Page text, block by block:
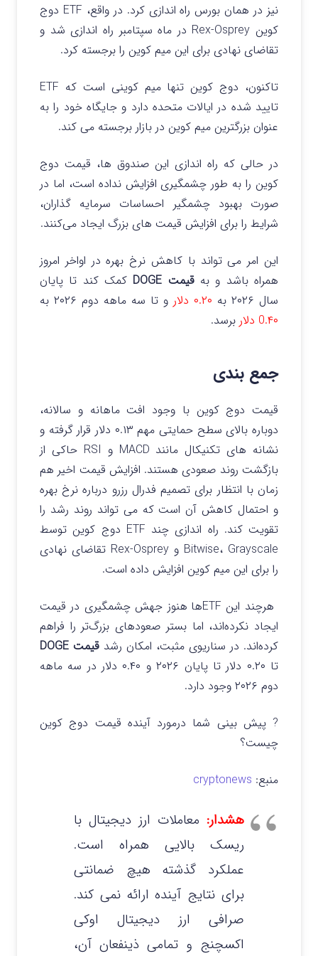
نیز در همان بورس راه‌ اندازی کرد.
در واقع، ETF دوج
کوین Rex-Osprey در ماه سپتامبر راه‌ اندازی شد و
تقاضای نهادی برای این میم کوین را برجسته کرد.
تاکنون، دوج کوین تنها میم کوینی است که ETF
تایید شده در ایالات متحده دارد و جایگاه خود را به
عنوان بزرگترین میم کوین در بازار برجسته می کند.
در حالی که راه‌ اندازی این صندوق‌ ها، قیمت دوج
کوین را به طور چشمگیری افزایش نداده است، اما در
صورت بهبود چشمگیر احساسات سرمایه گذاران،
شرایط را برای افزایش‌ قیمت های بزرگ ایجاد می‌کنند.
این امر می تواند با کاهش نرخ بهره در اواخر امروز
همراه باشد و به قیمت DOGE
کمک کند تا پایان
سال ۲۰۲۶ به
۰.۲۰ دلار
و تا سه ماهه دوم ۲۰۲۶ به
0.۴۰ دلار
برسد.
جمع بندی
قیمت دوج کوین با وجود افت‌ ماهانه و سالانه،
دوباره بالای سطح حمایتی مهم ۰.۱۳ دلار قرار گرفته و
نشانه های تکنیکال مانند MACD و RSI حاکی از
بازگشت روند صعودی هستند. افزایش قیمت اخیر هم‌
زمان با انتظار برای تصمیم فدرال رزرو درباره نرخ بهره
و احتمال کاهش آن است که می‌ تواند روند رشد را
تقویت کند. راه‌ اندازی چند ETF دوج‌ کوین توسط
Bitwise، Grayscale و Rex-Osprey تقاضای نهادی
را برای این میم‌ کوین افزایش داده است.
هرچند این ETFها هنوز جهش چشمگیری در قیمت
ایجاد نکرده‌اند، اما بستر صعودهای بزرگ‌تر را فراهم
کرده‌اند. در سناریوی مثبت، امکان رشد قیمت DOGE
تا ۰.۲۰ دلار تا پایان ۲۰۲۶ و ۰.۴۰ دلار در سه‌ ماهه
دوم ۲۰۲۶ وجود دارد.
? پیش بینی شما درمورد آینده قیمت دوج کوین
چیست؟
منبع: cryptonews
هشدار: معاملات ارز دیجیتال با
ریسک بالایی همراه است.
عملکرد گذشته هیچ ضمانتی
برای نتایج آینده ارائه نمی‌ کند.
صرافی ارز دیجیتال اوکی
اکسچنج و تمامی ذینفعان آن،